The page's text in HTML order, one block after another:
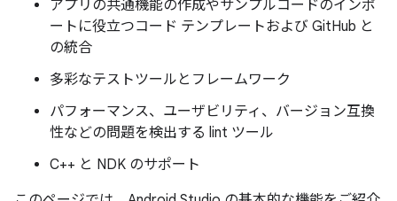
アプリの共通機能の作成やサンプルコードのインポ
ートに役立つコード テンプレートおよび GitHub と
の統合
多彩なテストツールとフレームワーク
パフォーマンス、ユーザビリティ、バージョン互換
性などの問題を検出する lint ツール
C++ と NDK のサポート